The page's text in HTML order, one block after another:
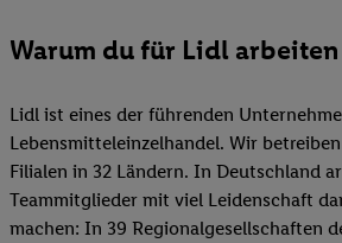
Warum du für Lidl
Lidl ist eines der führenden
Lebensmitteleinzelhandel. Wir
Filialen in 32 Ländern. In Deutschland
Teammitglieder mit viel Leidenschaft
machen: In 39 Regionalgesellschaften